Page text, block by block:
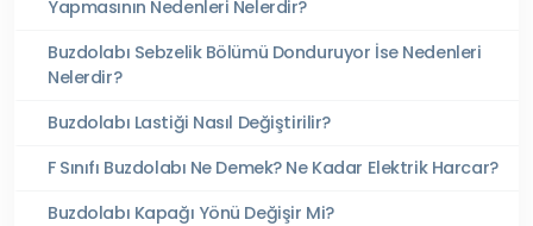
Yapmasının Nedenleri Nelerdir?
Buzdolabı Sebzelik Bölümü Donduruyor İse Nedenleri
Nelerdir?
Buzdolabı Lastiği Nasıl Değiştirilir?
F Sınıfı Buzdolabı Ne Demek? Ne Kadar Elektrik Harcar?
Buzdolabı Kapağı Yönü Değişir Mi?